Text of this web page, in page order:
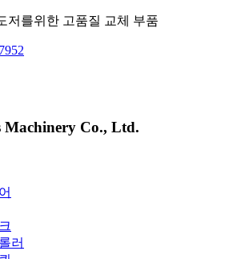
저를위한 고품질 교체 부품
Co., Ltd.
러